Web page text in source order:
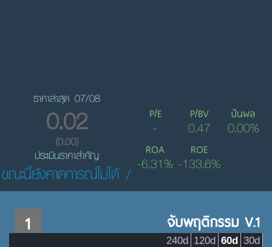
ราคาล่าสุด 07/08
0.02
(0.00)
ประเมินราคาสำคัญ
ขณะนี้ยังคาดการณ์ไม่ได้ /
P/E
-
P/BV
0.47
ปันผล
0.00%
ROA
-6.31%
ROE
-133.6%
1 จับพฤติกรรม V.1
30d
60d
120d
240d